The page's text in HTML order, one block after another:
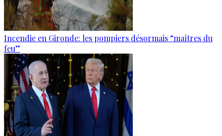
Incendie en Gironde: les pompiers désormais “maîtres du
feu”